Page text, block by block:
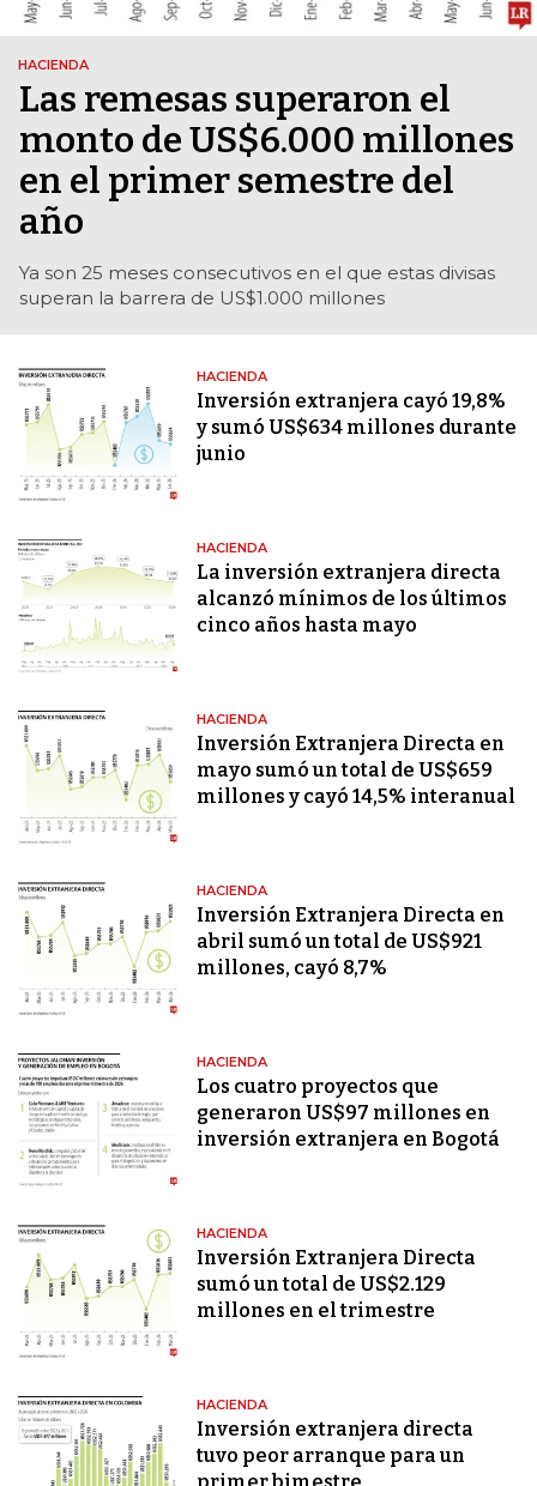
HACIENDA
Las remesas superaron el
monto de US$6.000 millones
en el primer semestre del
año
Ya son 25 meses consecutivos en el que estas divisas
superan la barrera de US$1.000 millones
HACIENDA
Inversión extranjera cayó 19,8%
y sumó US$634 millones durante
junio
HACIENDA
La inversión extranjera directa
alcanzó mínimos de los últimos
cinco años hasta mayo
HACIENDA
Inversión Extranjera Directa en
mayo sumó un total de US$659
millones y cayó 14,5% interanual
HACIENDA
Inversión Extranjera Directa en
abril sumó un total de US$921
millones, cayó 8,7%
HACIENDA
Los cuatro proyectos que
generaron US$97 millones en
inversión extranjera en Bogotá
HACIENDA
Inversión Extranjera Directa
sumó un total de US$2.129
millones en el trimestre
HACIENDA
Inversión extranjera directa
tuvo peor arranque para un